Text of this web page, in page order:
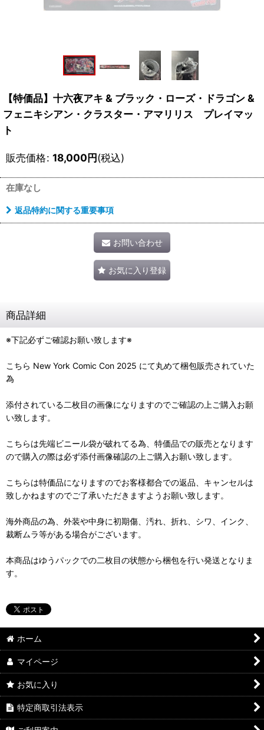
【特価品】十六夜アキ & ブラック・ローズ・ドラゴン &
フェニキシアン・クラスター・アマリリス プレイマッ
ト
販売価格: 18,000円(税込)
在庫なし
返品特約に関する重要事項
お問い合わせ
お気に入り登録
商品詳細
※下記必ずご確認お願い致します※
こちら New York Comic Con 2025 にて丸めて梱包販売されていた
為
添付されている二枚目の画像になりますのでご確認の上ご購入お願
い致します。
こちらは先端ビニール袋が破れてる為、特価品での販売となります
ので購入の際は必ず添付画像確認の上ご購入お願い致します。
こちらは特価品になりますのでお客様都合での返品、キャンセルは
致しかねますのでご了承いただきますようお願い致します。
海外商品の為、外装や中身に初期傷、汚れ、折れ、シワ、インク、
裁断ムラ等がある場合がございます。
本商品はゆうパックでの二枚目の状態から梱包を行い発送となりま
す。
ホーム
マイページ
お気に入り
特定商取引法表示